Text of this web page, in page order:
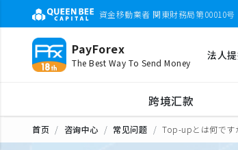
資金移動業者 関東財務局第00010号
PayForex
The Best Way To Send Money
法人
跨境汇款
首页 咨询中心 常见问题 Top-upとは何です